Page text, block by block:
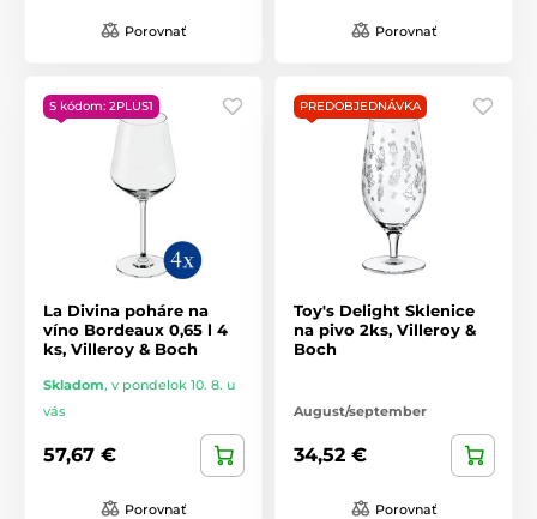
Porovnať Porovnať
S kódom: 2PLUS1
La Divina poháre na
víno Bordeaux 0,65 l 4
ks, Villeroy & Boch
Skladom, v pondelok 10. 8. u
vás
57,67 €
Porovnať
PREDOBJEDNÁVKA
Toy's Delight Sklenice
na pivo 2ks, Villeroy &
Boch
August/september
34,52 €
Porovnať